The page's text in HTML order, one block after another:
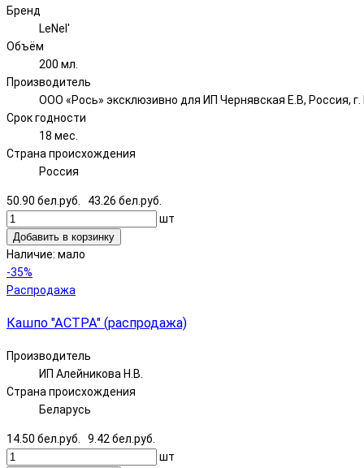
Бренд
LeNel'
Объём
200 мл.
Производитель
ООО «Рось» эксклюзивно для ИП Чернявская Е.В, Россия,
Срок годности
18 мес.
Страна происхождения
Россия
50.90 бел.руб.
43.26 бел.руб.
шт
Добавить в корзинку
Наличие: мало
-35%
Распродажа
Кашпо "АСТРА" (распродажа)
Производитель
ИП Алейникова Н.В.
Страна происхождения
Беларусь
14.50 бел.руб.
9.42 бел.руб.
шт